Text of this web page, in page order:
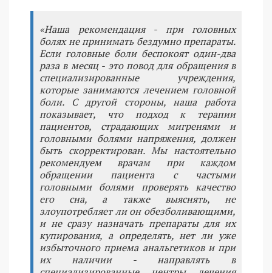
«Наша рекомендация - при головных
болях не принимать бездумно препараты.
Если головные боли беспокоят один-два
раза в месяц - это повод для обращения в
специализированные учреждения,
которые занимаются лечением головной
боли. С другой стороны, наша работа
показывает, что подход к терапии
пациентов, страдающих мигренями и
головными болями напряжения, должен
быть скорректирован. Мы настоятельно
рекомендуем врачам при каждом
обращении пациента с частыми
головными болями проверять качество
его сна, а также выяснять, не
злоупотребляет ли он обезболивающими,
и не сразу назначать препараты для их
купирования, а определять, нет ли уже
избыточного приема анальгетиков и при
их наличии - направлять в